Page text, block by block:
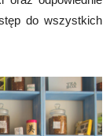
do wszystkich